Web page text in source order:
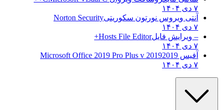
۷ دی ۱۴۰۴
آنتی ویروس نورتون سکوریتیNorton Security
۷ دی ۱۴۰۴
– ویرایش فایلHosts File Editor+
۷ دی ۱۴۰۴
آفیس 2019 2019 Microsoft Office 2019 Pro Plus v
۷ دی ۱۴۰۴